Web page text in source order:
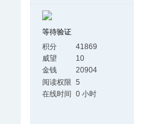
等待验证
积分
41869
威望
10
金钱
20904
阅读权限 5
在线时间 0 小时